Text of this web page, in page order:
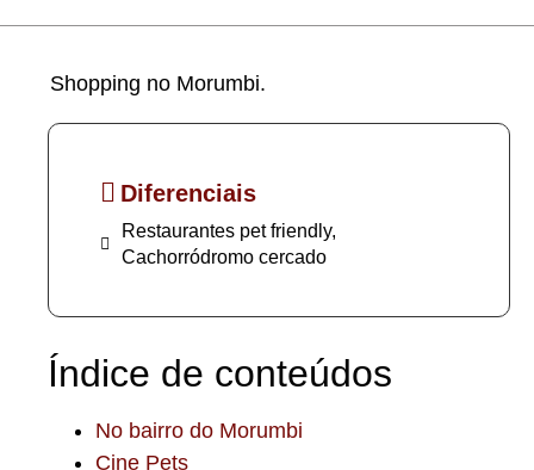
Shopping no Morumbi.
Diferenciais
Restaurantes pet friendly,
Cachorródromo cercado
Índice de conteúdos
No bairro do Morumbi
Cine Pets